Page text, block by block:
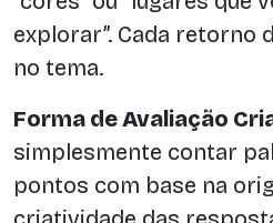
explorar”. Cada retorno
no tema.
Forma de Avaliação
simplesmente contar
pontos com base na